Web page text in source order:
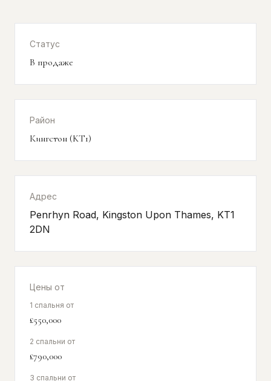
Статус
В продаже
Район
Кингстон (KT1)
Адрес
Penrhyn Road, Kingston Upon Thames, KT1
2DN
Цены от
1 спальня от
£550,000
2 спальни от
£790,000
3 спальни от